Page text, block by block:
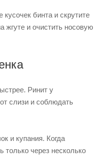
бинта и скрутите
жгуте и очистить носовую
Ринит у
слизи и соблюдать
и купания. Когда
только через несколько